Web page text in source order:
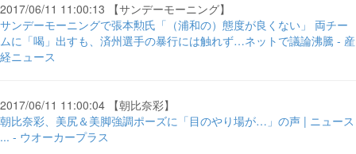
2017/06/11 11:00:13 【サンデーモーニング】
サンデーモーニングで張本勲氏「（浦和の）態度が良くない」 両チー
ムに「喝」出すも、済州選手の暴行には触れず…ネットで議論沸騰 - 産
経ニュース
2017/06/11 11:00:04 【朝比奈彩】
朝比奈彩、美尻＆美脚強調ポーズに「目のやり場が…」の声 | ニュース
... - ウオーカープラス